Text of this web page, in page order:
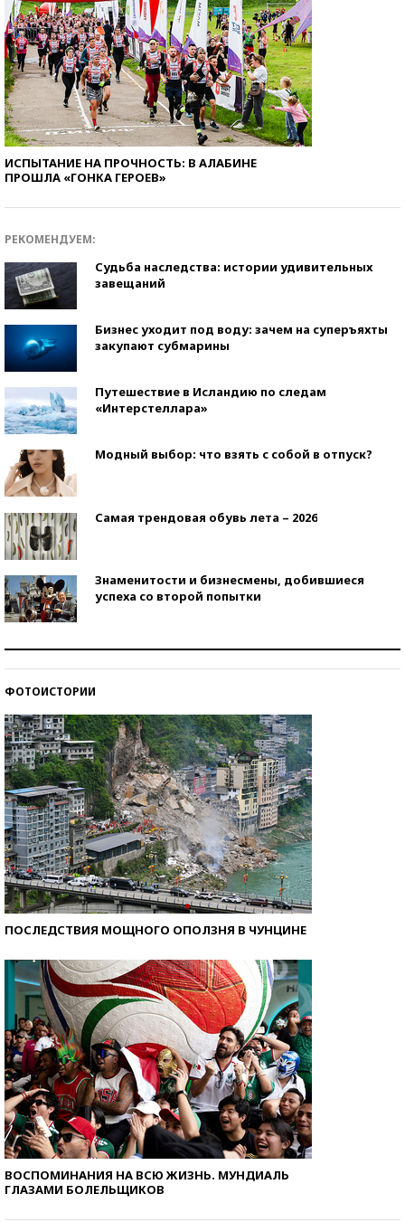
ИСПЫТАНИЕ НА ПРОЧНОСТЬ: В АЛАБИНЕ
ПРОШЛА «ГОНКА ГЕРОЕВ»
РЕКОМЕНДУЕМ:
Судьба наследства: истории удивительных
завещаний
Бизнес уходит под воду: зачем на суперъяхты
закупают субмарины
Путешествие в Исландию по следам
«Интерстеллара»
Модный выбор: что взять с собой в отпуск?
Самая трендовая обувь лета – 2026
Знаменитости и бизнесмены, добившиеся
успеха со второй попытки
ФОТОИСТОРИИ
ПОСЛЕДСТВИЯ МОЩНОГО ОПОЛЗНЯ В ЧУНЦИНЕ
ВОСПОМИНАНИЯ НА ВСЮ ЖИЗНЬ. МУНДИАЛЬ
ГЛАЗАМИ БОЛЕЛЬЩИКОВ